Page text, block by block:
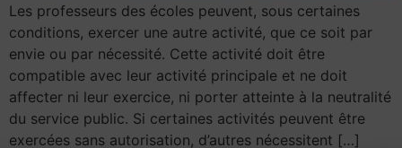
Les professeurs des écoles peuvent, sous certaines
conditions, exercer une autre activité, que ce soit par
envie ou par nécessité. Cette activité doit être
compatible avec leur activité principale et ne doit
affecter ni leur exercice, ni porter atteinte à la neutralité
du service public. Si certaines activités peuvent être
exercées sans autorisation, d’autres nécessitent […]